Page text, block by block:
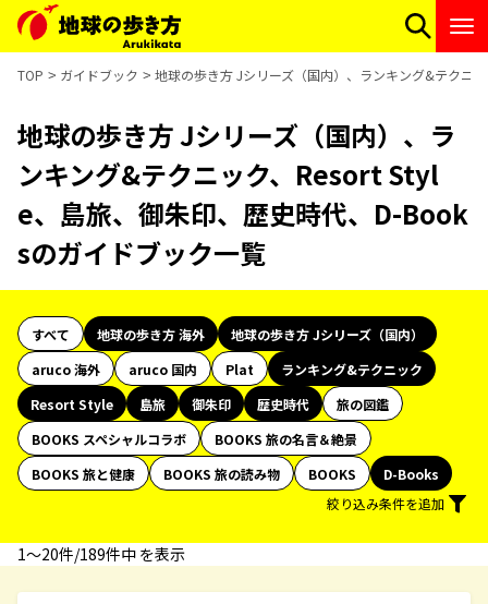
TOP ガイドブック 地球の歩き方 Jシリーズ（国内）、ランキング&テクニ
地球の歩き方 Jシリーズ（国内）、ラ
ンキング&テクニック、Resort Styl
e、島旅、御朱印、歴史時代、D-Book
sのガイドブック一覧
すべて 地球の歩き方 海外
地球の歩き方 Jシリーズ（国内）
aruco 海外
aruco 国内 Plat
ランキング&テクニック
Resort Style
島旅 御朱印 歴史時代
旅の図鑑
BOOKS スペシャルコラボ
BOOKS 旅の名言＆絶景
BOOKS 旅と健康
BOOKS 旅の読み物 BOOKS
D-Books
絞り込み条件を追加
1〜20件/189件中 を表示